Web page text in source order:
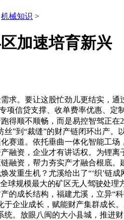
机械知识 >
加速培育新兴
。要让这股忙劲儿更结实，通
项信贷支撑、收单费率优惠、定
得顺不顺畅，而是易控智驾正在
丝”到“裁缝”的财产链闭环出产。
赛道。依托垂曲一体化智能工场
融资，企业才有讲话权。为锂离
融资，帮力夯实产才融合根底。
发重生机？尤溪给出了“‘织’链
球规模最大的矿区无人驾驶处理
的成长结构，福建尤溪，立异“
于企业成长，赋能财产集群成长
统。放眼八闽的大小县城，推进